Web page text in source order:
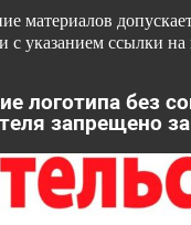
материалов
с указанием ссылки на
логотипа без
запрещено